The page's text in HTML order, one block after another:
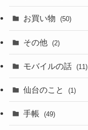
お買い物 (50)
その他 (2)
モバイルの話 (11)
仙台のこと (1)
手帳 (49)